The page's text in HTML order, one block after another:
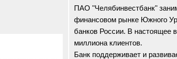
ПАО "Челябинвестбанк"
финансовом рынке Южного
банков России. В настоящее
миллиона клиентов.
Банк поддерживает и